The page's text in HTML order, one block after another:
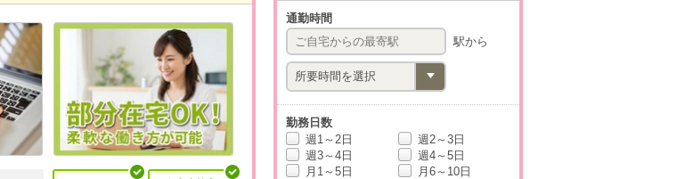
通勤時間
駅から
勤務日数
週1～2日
週2～3日
週3～4日
週4～5日
月1～5日
月6～10日